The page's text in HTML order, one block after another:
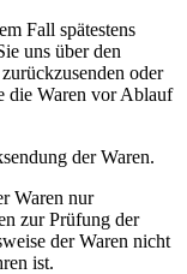
Fall spätestens
uns über den
oder
die Waren vor Ablauf
der Waren.
Waren nur
zur Prüfung der
der Waren nicht
ist.